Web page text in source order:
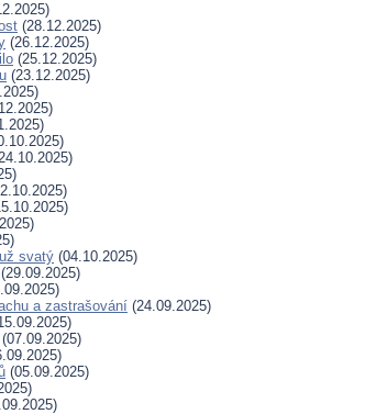
(28.12.2025)
(26.12.2025)
(25.12.2025)
(23.12.2025)
svatý (04.10.2025)
(29.09.2025)
a zastrašování (24.09.2025)
(05.09.2025)